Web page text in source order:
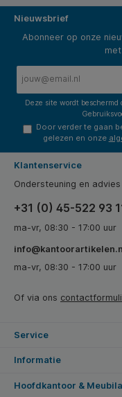
Nieuwsbrief
Abonneer op onze
Deze site wordt beschermd
Door verder te gaan
gelezen en onze
Klantenservice
Ondersteuning en advies
+31 (0) 45-522 93
ma-vr, 08:30 - 17:00 uur
ma-vr, 08:30 - 17:00 uur
Of via ons
Service
Informatie
Hoofdkantoor &